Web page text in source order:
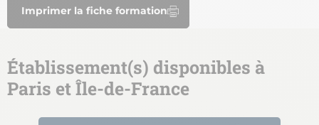
Imprimer la fiche formation
Établissement(s) disponibles à
Paris et Île-de-France